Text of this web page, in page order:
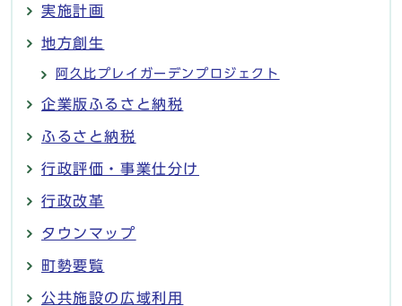
実施計画
地方創生
阿久比プレイガーデンプロジェクト
企業版ふるさと納税
ふるさと納税
行政評価・事業仕分け
行政改革
タウンマップ
町勢要覧
公共施設の広域利用